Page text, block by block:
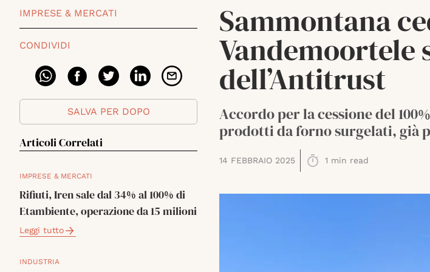
IMPRESE & MERCATI
CONDIVIDI
SALVA PER DOPO
Articoli Correlati
IMPRESE & MERCATI
Rifiuti, Iren sale dal 34% al 100% di
Etambiente, operazione da 15 milioni
Leggi tutto
INDUSTRIA
Sammontana
Vandemoortele
dell’Antitrust
Accordo per la cessione del
prodotti da forno surgelati, già
14 FEBBRAIO 2025 1 min read